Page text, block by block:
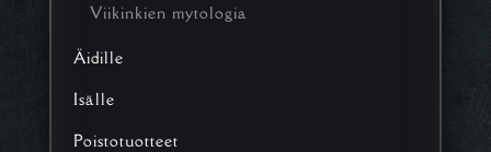
Viikinkien mytologia
Äidille
Isälle
Poistotuotteet